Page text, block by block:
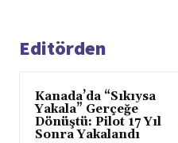
Editörden
Kanada’da “Sıkıysa
Yakala” Gerçeğe
Dönüştü: Pilot 17 Yıl
Sonra Yakalandı